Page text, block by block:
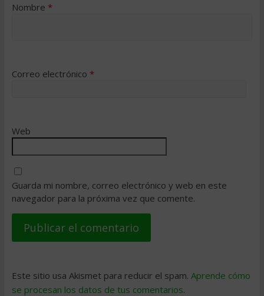
Nombre *
Correo electrónico *
Web
Guarda mi nombre, correo electrónico y web en este
navegador para la próxima vez que comente.
Este sitio usa Akismet para reducir el spam. Aprende cómo
se procesan los datos de tus comentarios.